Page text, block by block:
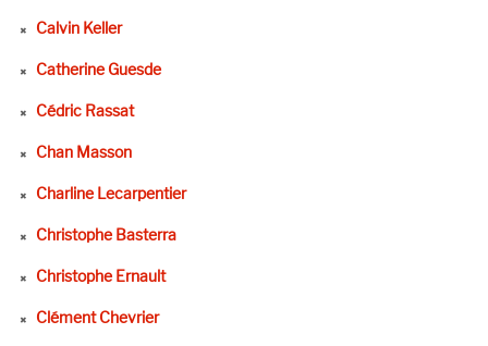
Calvin Keller
Catherine Guesde
Cédric Rassat
Chan Masson
Charline Lecarpentier
Christophe Basterra
Christophe Ernault
Clément Chevrier